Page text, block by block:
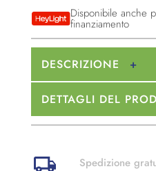
Disponibile anche
finanziamento
DESCRIZIONE
DETTAGLI DEL
Spedizione